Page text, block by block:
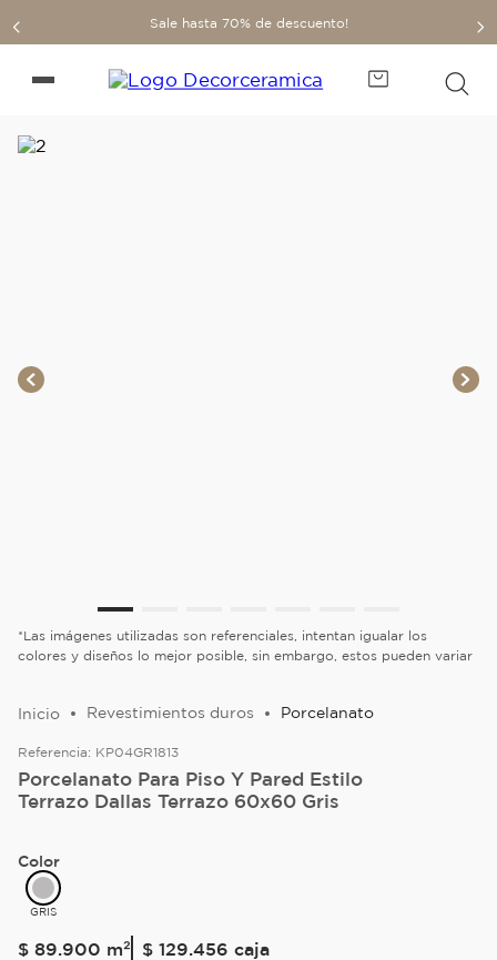
Sale hasta 70% de descuento!
*Las imágenes utilizadas son referenciales, intentan igualar los
colores y diseños lo mejor posible, sin embargo, estos pueden variar
Revestimientos duros Porcelanato
Referencia: KP04GR1813
Porcelanato Para Piso Y Pared Estilo
Terrazo Dallas Terrazo 60x60 Gris
Color
GRIS
$ 89.900 m² $ 129.456 caja